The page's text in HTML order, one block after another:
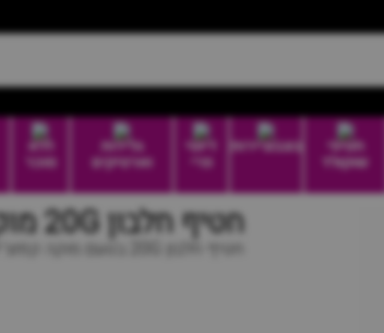
חטיפי
שוקולד
בונבוניירות
דיוטי
פרי
גלידות
וארטיקים
ללא
סוכר
חטיף חלבון 20G מוקה קפוצ'ינו